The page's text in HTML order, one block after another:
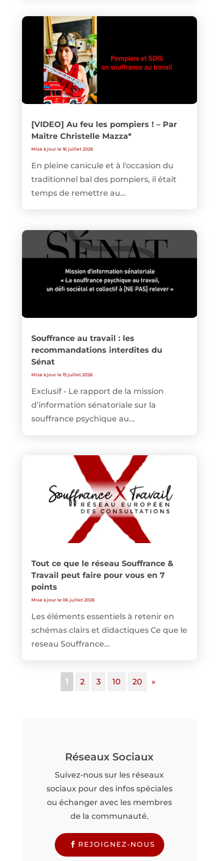
[VIDEO] Au feu les pompiers ! – Par
Maître Christelle Mazza*
Mise à jour le 16 juillet 2026
En pleine canicule et à l'occasion du
traditionnel bal des pompiers, il était
temps de remettre au...
Souffrance au travail : les
recommandations interdites du
Sénat
Mise à jour le 15 juillet 2026
Exclusif - Le rapport de la mission
d’information sénatoriale sur la
souffrance psychique au...
Tout ce que le réseau Souffrance &
Travail peut faire pour vous en 7
points
Mise à jour le 06 juillet 2026
Les éléments essentiels à retenir en
schémas clairs et didactiques Ce que le
reseau Souffrance...
1 2 3 10 20 »
Réseaux Sociaux
Suivez-nous sur les réseaux
sociaux pour des infos spéciales
ou échanger avec les membres
de la communauté.
REJOIGNEZ-NOUS